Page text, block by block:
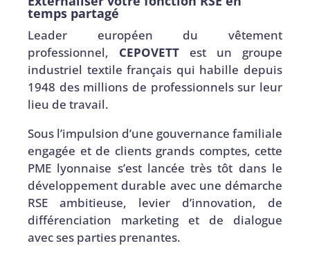
temps partagé
Leader européen du vêtement
professionnel, CEPOVETT est un groupe
industriel textile français qui habille depuis
1948 des millions de professionnels sur leur
lieu de travail.
Sous l’impulsion d’une gouvernance familiale
engagée et de clients grands comptes, cette
PME lyonnaise s’est lancée très tôt dans le
développement durable avec une démarche
RSE ambitieuse, levier d’innovation, de
différenciation marketing et de dialogue
avec ses parties prenantes.